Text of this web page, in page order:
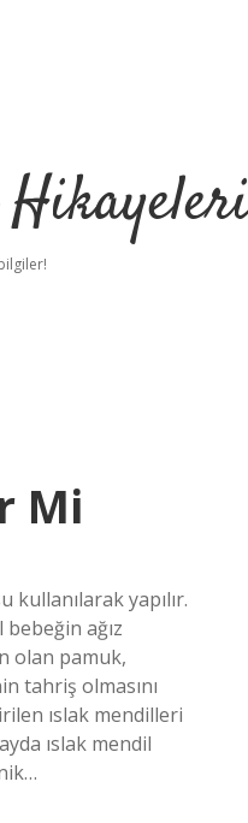
Mi
kullanılarak yapılır.
ağız
olan pamuk,
tahriş olmasını
ıslak mendilleri
ıslak mendil